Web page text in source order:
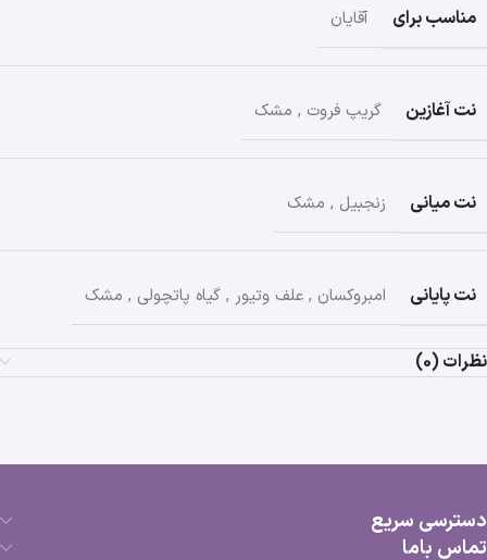
مناسب برای آقایان
نت آغازین گریپ فروت , مشک
نت میانی زنجبیل , مشک
نت پایانی امبروکسان , علف وتیور , گیاه پاتچولی , مشک
نظرات (0)
دسترسی سریع
تماس باما